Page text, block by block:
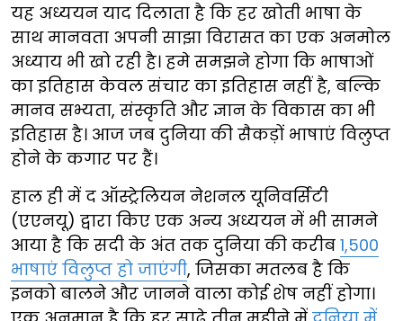
यह अध्ययन याद दिलाता है कि हर खोती भाषा के
साथ मानवता अपनी साझा विरासत का एक अनमोल
अध्याय भी खो रही है। हमे समझने होगा कि भाषाओं
का इतिहास केवल संचार का इतिहास नहीं है, बल्कि
मानव सभ्यता, संस्कृति और ज्ञान के विकास का भी
इतिहास है। आज जब दुनिया की सैकड़ों भाषाएं विलुप्त
होने के कगार पर हैं।
हाल ही में द ऑस्ट्रेलियन नेशनल यूनिवर्सिटी
(एएनयू) द्वारा किए एक अन्य अध्ययन में भी सामने
आया है कि सदी के अंत तक दुनिया की करीब 1,500
भाषाएं विलुप्त हो जाएंगी, जिसका मतलब है कि
इनको बालने और जानने वाला कोई शेष नहीं होगा।